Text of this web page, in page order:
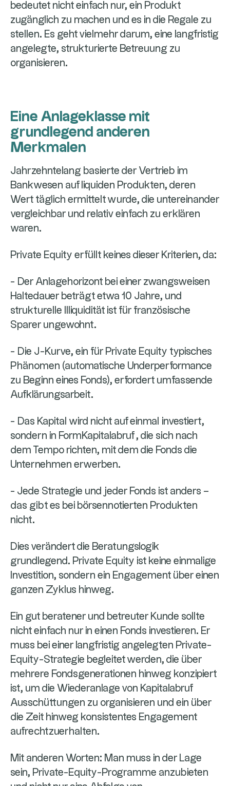
bedeutet nicht einfach nur, ein Produkt
zugänglich zu machen und es in die Regale zu
stellen. Es geht vielmehr darum, eine langfristig
angelegte, strukturierte Betreuung zu
organisieren.
Eine Anlageklasse mit
grundlegend anderen
Merkmalen
Jahrzehntelang basierte der Vertrieb im
Bankwesen auf liquiden Produkten, deren
Wert täglich ermittelt wurde, die untereinander
vergleichbar und relativ einfach zu erklären
waren.
Private Equity erfüllt keines dieser Kriterien, da:
- Der Anlagehorizont bei einer zwangsweisen
Haltedauer beträgt etwa 10 Jahre, und
strukturelle Illiquidität ist für französische
Sparer ungewohnt.
- Die J-Kurve, ein für Private Equity typisches
Phänomen (automatische Underperformance
zu Beginn eines Fonds), erfordert umfassende
Aufklärungsarbeit.
- Das Kapital wird nicht auf einmal investiert,
sondern in FormKapitalabruf , die sich nach
dem Tempo richten, mit dem die Fonds die
Unternehmen erwerben.
- Jede Strategie und jeder Fonds ist anders –
das gibt es bei börsennotierten Produkten
nicht.
Dies verändert die Beratungslogik
grundlegend. Private Equity ist keine einmalige
Investition, sondern ein Engagement über einen
ganzen Zyklus hinweg.
Ein gut beratener und betreuter Kunde sollte
nicht einfach nur in einen Fonds investieren. Er
muss bei einer langfristig angelegten Private-
Equity-Strategie begleitet werden, die über
mehrere Fondsgenerationen hinweg konzipiert
ist, um die Wiederanlage von Kapitalabruf
Ausschüttungen zu organisieren und ein über
die Zeit hinweg konsistentes Engagement
aufrechtzuerhalten.
Mit anderen Worten: Man muss in der Lage
sein, Private-Equity-Programme anzubieten